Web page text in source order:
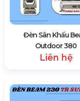
Đèn Sân Khấu
Outdoor 380
Liên hệ